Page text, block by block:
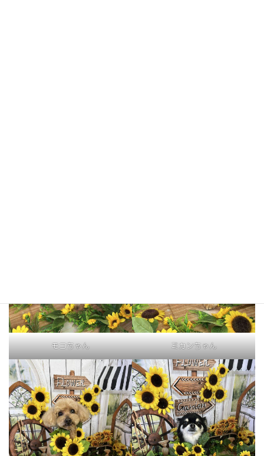
モコちゃん ミカンちゃん